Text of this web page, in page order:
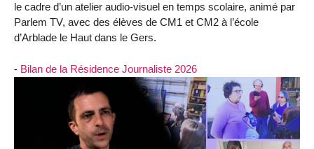
le cadre d’un atelier audio-visuel en temps scolaire, animé par
Parlem TV, avec des élèves de CM1 et CM2 à l’école
d’Arblade le Haut dans le Gers.
- Bilan de la Résidence Journaliste 2026